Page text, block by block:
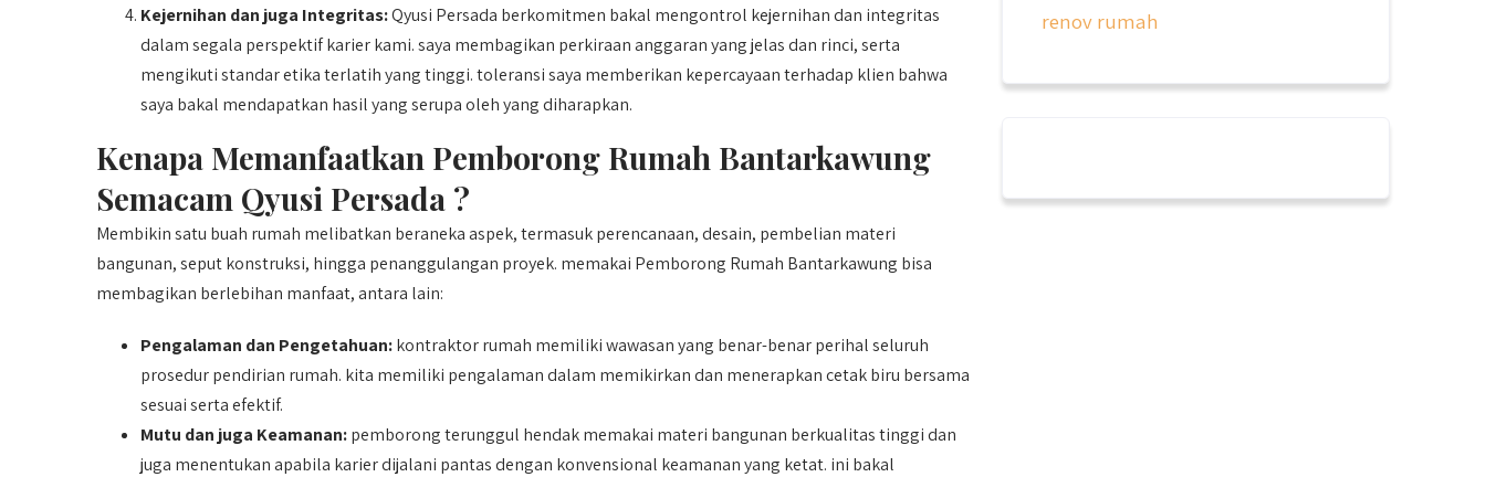
Kejernihan dan juga Integritas:Qyusi Persada berkomitmen bakal mengontrol kejernihan dan integritas
dalam segala perspektif karier kami. saya membagikan perkiraan anggaran yang jelas dan rinci, serta
mengikuti standar etika terlatih yang tinggi. toleransi saya memberikan kepercayaan terhadap klien bahwa
saya bakal mendapatkan hasil yang serupa oleh yang diharapkan.
Kenapa Memanfaatkan Pemborong Rumah Bantarkawung
Semacam Qyusi Persada ?
Membikin satu buah rumah melibatkan beraneka aspek, termasuk perencanaan, desain, pembelian materi
bangunan, seput konstruksi, hingga penanggulangan proyek. memakai Pemborong Rumah Bantarkawung bisa
membagikan berlebihan manfaat, antara lain:
Pengalaman dan Pengetahuan:kontraktor rumah memiliki wawasan yang benar-benar perihal seluruh
prosedur pendirian rumah. kita memiliki pengalaman dalam memikirkan dan menerapkan cetak biru bersama
sesuai serta efektif.
Mutu dan juga Keamanan:pemborong terunggul hendak memakai materi bangunan berkualitas tinggi dan
juga menentukan apabila karier dijalani pantas dengan konvensional keamanan yang ketat. ini bakal
renov rumah